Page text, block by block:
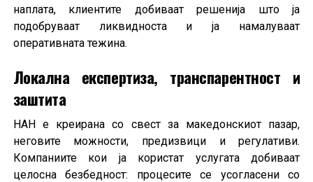
наплата, клиентите добиваат решенија што ја
подобруваат ликвидноста и ја намалуваат
оперативната тежина.
Локална експертиза, транспарентност и
заштита
НАН е креирана со свест за македонскиот пазар,
неговите можности, предизвици и регулативи.
Компаниите кои ја користат услугата добиваат
целосна безбедност: процесите се усогласени со